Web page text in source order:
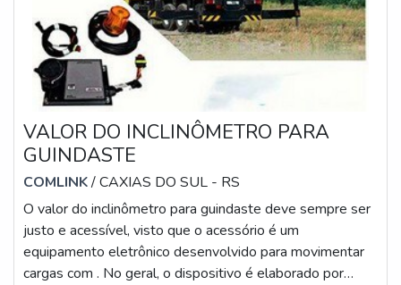
VALOR DO INCLINÔMETRO PARA
GUINDASTE
COMLINK/ CAXIAS DO SUL - RS
O valor do inclinômetro para guindaste deve sempre ser
justo e acessível, visto que o acessório é um
equipamento eletrônico desenvolvido para movimentar
cargas com . No geral, o dispositivo é elaborado por